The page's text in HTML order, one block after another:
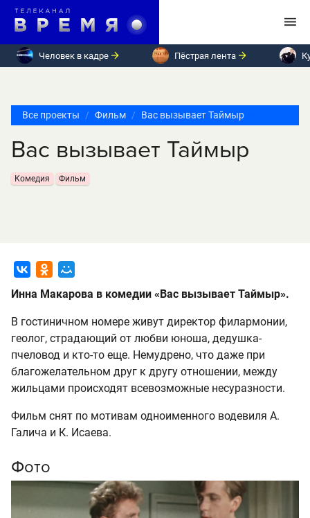
Человек в кадре Пёстрая лента
Все проекты Фильм Вас вызывает Таймыр
Вас вызывает Таймыр
Комедия Фильм
Инна Макарова в комедии «Вас вызывает Таймыр».
В гостиничном номере живут директор филармонии,
геолог, страдающий от любви юноша, дедушка-
пчеловод и кто-то еще. Немудрено, что даже при
благожелательном друг к другу отношении, между
жильцами происходят всевозможные несуразности.
Фильм снят по мотивам одноименного водевиля А.
Галича и К. Исаева.
Фото